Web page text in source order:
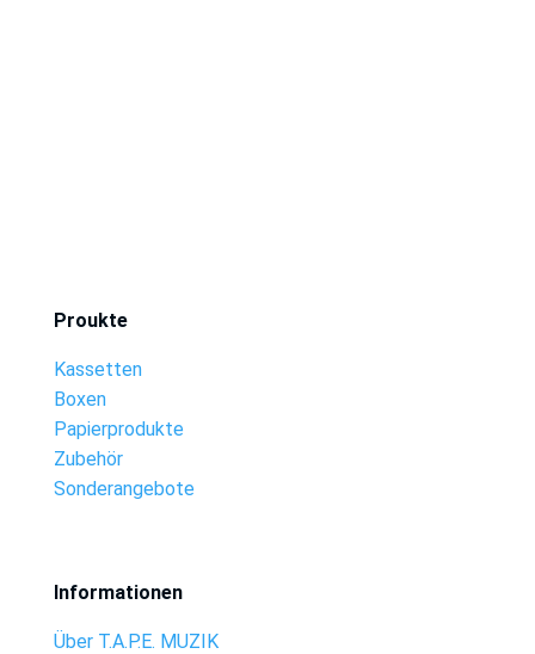
Proukte
Kassetten
Boxen
Papierprodukte
Zubehör
Sonderangebote
Informationen
Über T.A.P.E. MUZIK